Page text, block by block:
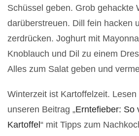
Schüssel geben. Grob gehackte
darüberstreuen. Dill fein hacken
zerdrücken. Joghurt mit
Knoblauch und Dil zu einem
Alles zum Salat geben und
Winterzeit ist Kartoffelzeit.
unseren Beitrag „Erntefieber: So
Kartoffel“ mit Tipps zum